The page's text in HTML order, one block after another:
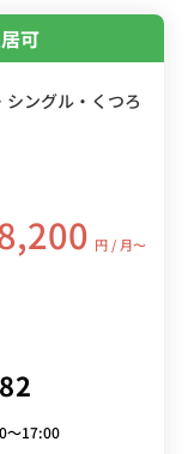
可
ングル・くつろ
円 / 月〜
～17:00